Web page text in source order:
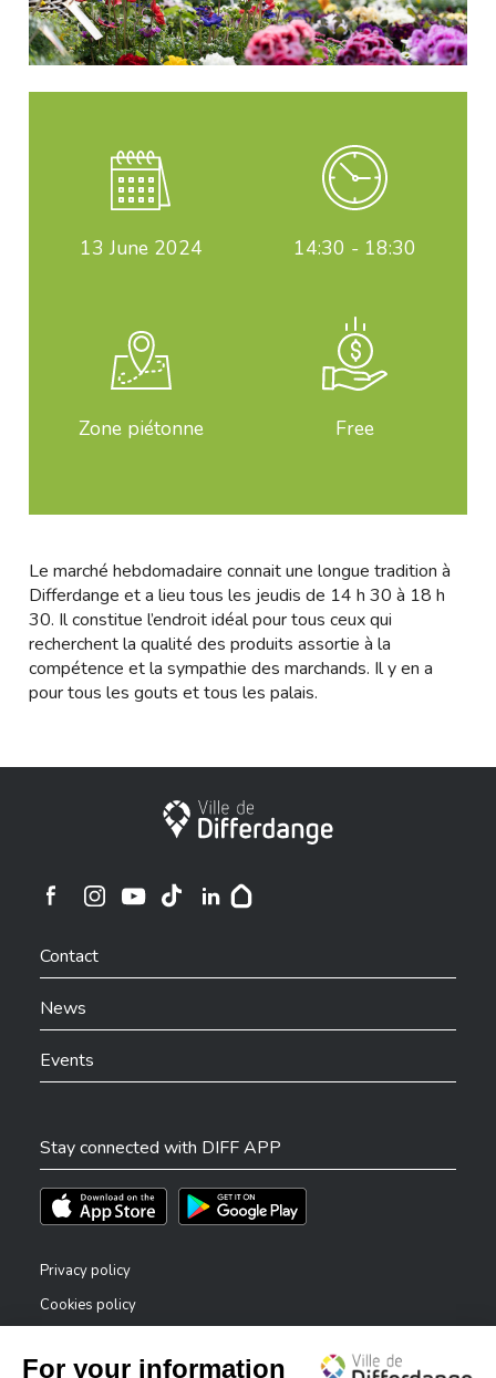
13 June 2024 14:30 - 18:30
Zone piétonne Free
Le marché hebdomadaire connait une longue tradition à
Differdange et a lieu tous les jeudis de 14 h 30 à 18 h
30. Il constitue l’endroit idéal pour tous ceux qui
recherchent la qualité des produits assortie à la
compétence et la sympathie des marchands. Il y en a
pour tous les gouts et tous les palais.
City of Differdange
Ville de Differdange sur Instagram
Contact
News
Events
Stay connected with DIFF APP
Téléchargez l'app sur l'App StoreTéléchargez l'app sur Play Store
Privacy policy
Cookies policy
Accessibility statement